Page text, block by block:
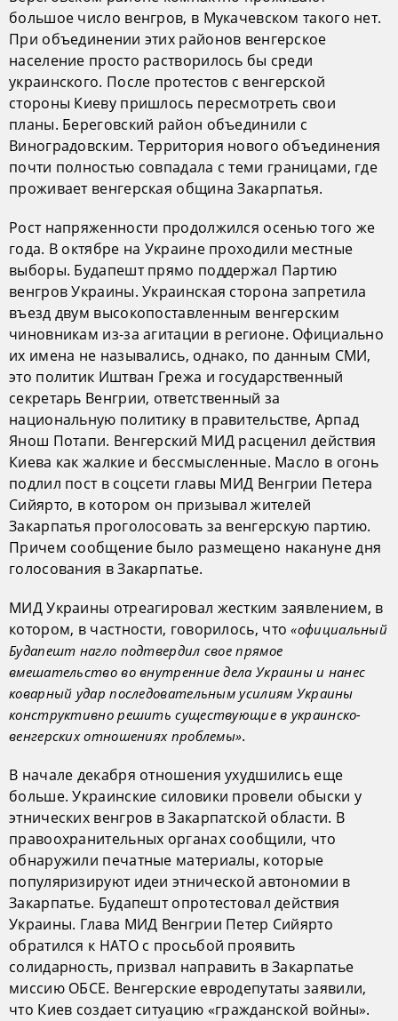
большое число венгров, в Мукачевском такого нет.
При объединении этих районов венгерское
население просто растворилось бы среди
украинского. После протестов с венгерской
стороны Киеву пришлось пересмотреть свои
планы. Береговский район объединили с
Виноградовским. Территория нового объединения
почти полностью совпадала с теми границами, где
проживает венгерская община Закарпатья.
Рост напряженности продолжился осенью того же
года. В октябре на Украине проходили местные
выборы. Будапешт прямо поддержал Партию
венгров Украины. Украинская сторона запретила
въезд двум высокопоставленным венгерским
чиновникам из-за агитации в регионе. Официально
их имена не назывались, однако, по данным СМИ,
это политик Иштван Грежа и государственный
секретарь Венгрии, ответственный за
национальную политику в правительстве, Арпад
Янош Потапи. Венгерский МИД расценил действия
Киева как жалкие и бессмысленные. Масло в огонь
подлил пост в соцсети главы МИД Венгрии Петера
Сийярто, в котором он призывал жителей
Закарпатья проголосовать за венгерскую партию.
Причем сообщение было размещено накануне дня
голосования в Закарпатье.
МИД Украины отреагировал жестким заявлением, в
котором, в частности, говорилось, что«официальный
Будапешт нагло подтвердил свое прямое
вмешательство во внутренние дела Украины и нанес
коварный удар последовательным усилиям Украины
конструктивно решить существующие в украинско-
венгерских отношениях проблемы».
В начале декабря отношения ухудшились еще
больше. Украинские силовики провели обыски у
этнических венгров в Закарпатской области. В
правоохранительных органах сообщили, что
обнаружили печатные материалы, которые
популяризируют идеи этнической автономии в
Закарпатье. Будапешт опротестовал действия
Украины. Глава МИД Венгрии Петер Сийярто
обратился к НАТО с просьбой проявить
солидарность, призвал направить в Закарпатье
миссию ОБСЕ. Венгерские евродепутаты заявили,
что Киев создает ситуацию «гражданской войны».